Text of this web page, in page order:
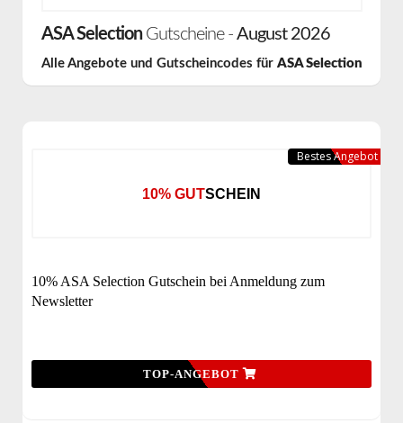
ASA SelectionGutscheine - August 2026
Alle Angebote und Gutscheincodes für ASA Selection
10% GUTSCHEIN
10% ASA Selection Gutschein bei Anmeldung zum
Newsletter
TOP-ANGEBOT
Bestes Angebot